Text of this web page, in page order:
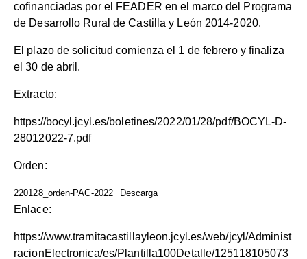
cofinanciadas por el FEADER en el marco del Programa
de Desarrollo Rural de Castilla y León 2014-2020.
El plazo de solicitud comienza el 1 de febrero y finaliza
el 30 de abril.
Extracto:
https://bocyl.jcyl.es/boletines/2022/01/28/pdf/BOCYL-D-
28012022-7.pdf
Orden:
220128_orden-PAC-2022 Descarga
Enlace:
https://www.tramitacastillayleon.jcyl.es/web/jcyl/Administ
racionElectronica/es/Plantilla100Detalle/125118105073